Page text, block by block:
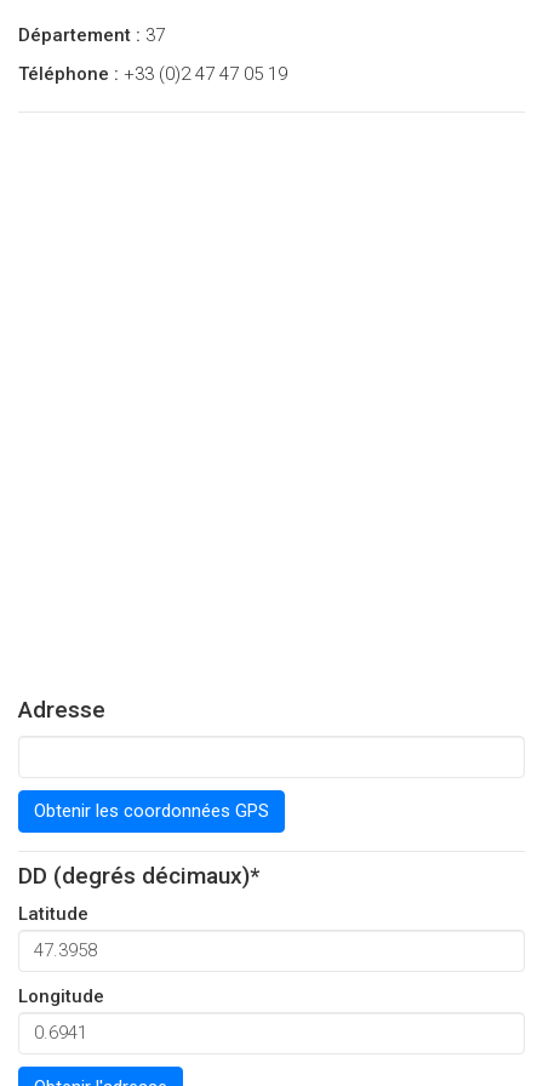
Département : 37
Téléphone : +33 (0)2 47 47 05 19
Adresse
Obtenir les coordonnées GPS
DD (degrés décimaux)*
Latitude
Longitude